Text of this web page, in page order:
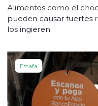
Alimentos como el
pueden causar fuertes
los ingieren.
Estafa